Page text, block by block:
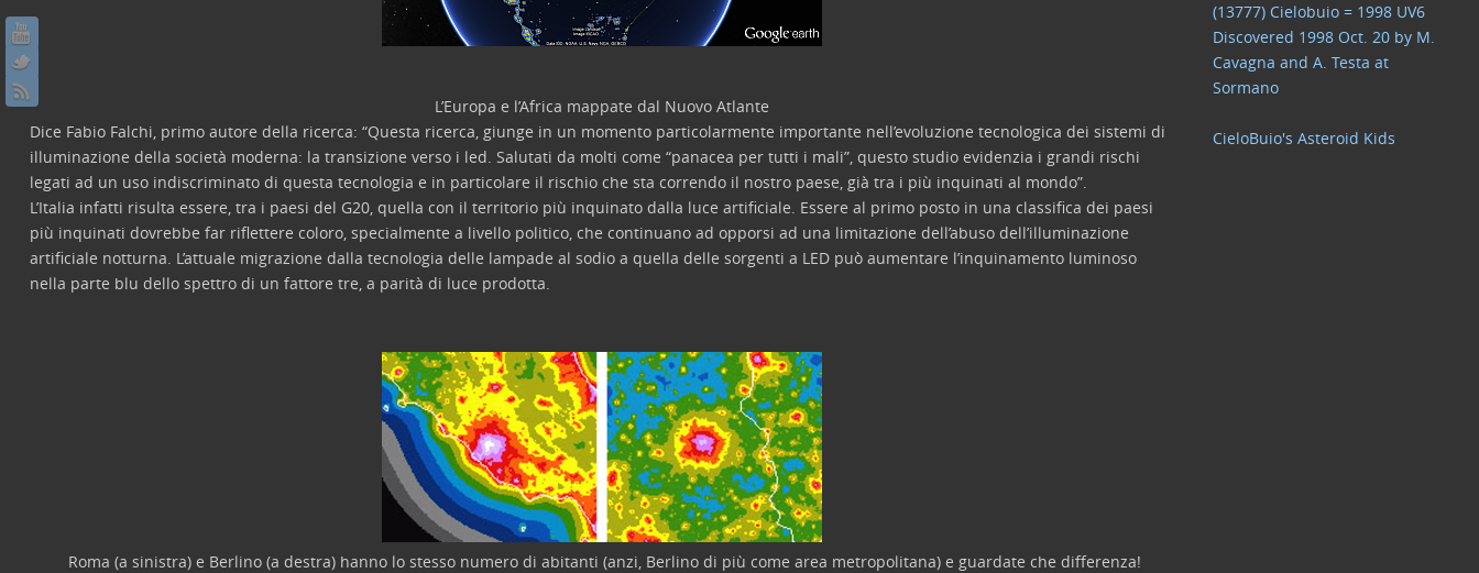
L’Europa e l’Africa mappate dal Nuovo Atlante
Dice Fabio Falchi, primo autore della ricerca: “Questa ricerca, giunge in un momento particolarmente importante nell’evoluzione tecnologica dei sistemi di
illuminazione della società moderna: la transizione verso i led. Salutati da molti come “panacea per tutti i mali”, questo studio evidenzia i grandi rischi
legati ad un uso indiscriminato di questa tecnologia e in particolare il rischio che sta correndo il nostro paese, già tra i più inquinati al mondo”.
L’Italia infatti risulta essere, tra i paesi del G20, quella con il territorio più inquinato dalla luce artificiale. Essere al primo posto in una classifica dei paesi
più inquinati dovrebbe far riflettere coloro, specialmente a livello politico, che continuano ad opporsi ad una limitazione dell’abuso dell’illuminazione
artificiale notturna. L’attuale migrazione dalla tecnologia delle lampade al sodio a quella delle sorgenti a LED può aumentare l’inquinamento luminoso
nella parte blu dello spettro di un fattore tre, a parità di luce prodotta.
Roma (a sinistra) e Berlino (a destra) hanno lo stesso numero di abitanti (anzi, Berlino di più come area metropolitana) e guardate che differenza!
(13777) Cielobuio = 1998 UV6
Discovered 1998 Oct. 20 by M.
Cavagna and A. Testa at
Sormano
CieloBuio's Asteroid Kids